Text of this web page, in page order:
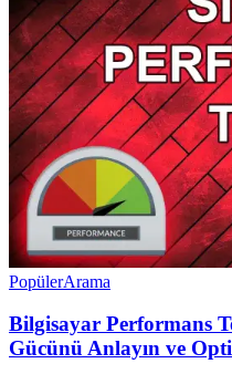
PopülerArama
Bilgisayar Performans
Gücünü Anlayın ve